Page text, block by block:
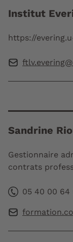
Institut
https://
Sandrine
Gestionnaire
contrats
05 40 00 64